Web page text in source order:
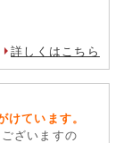
詳しくはこちら
ています。
ざいますの